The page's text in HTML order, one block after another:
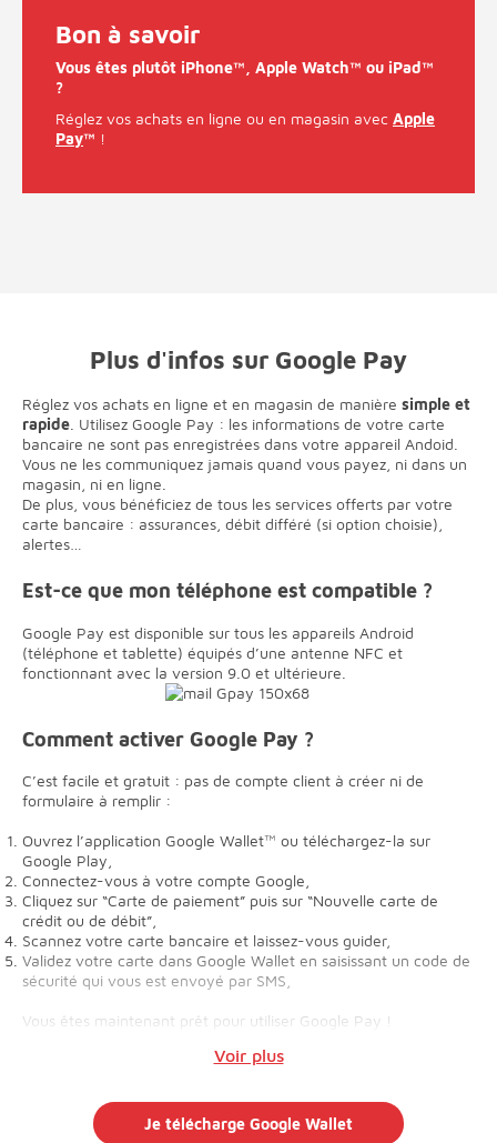
Bon à savoir
Vous êtes plutôt iPhone™, Apple Watch™ ou iPad™
?
Réglez vos achats en ligne ou en magasin avec Apple
Pay™ !
Plus d'infos sur Google Pay
Réglez vos achats en ligne et en magasin de manière simple et
rapide . Utilisez Google Pay : les informations de votre carte
bancaire ne sont pas enregistrées dans votre appareil Andoid.
Vous ne les communiquez jamais quand vous payez, ni dans un
magasin, ni en ligne.
De plus, vous bénéficiez de tous les services offerts par votre
carte bancaire : assurances, débit différé (si option choisie),
alertes…
Est-ce que mon téléphone est compatible ?
Google Pay est disponible sur tous les appareils Android
(téléphone et tablette) équipés d’une antenne NFC et
fonctionnant avec la version 9.0 et ultérieure.
Comment activer Google Pay ?
C’est facile et gratuit : pas de compte client à créer ni de
formulaire à remplir :
Ouvrez l’application Google Wallet™ ou téléchargez-la sur
Google Play,
Connectez-vous à votre compte Google,
Cliquez sur “Carte de paiement” puis sur “Nouvelle carte de
crédit ou de débit”,
Scannez votre carte bancaire et laissez-vous guider,
Validez votre carte dans Google Wallet en saisissant un code de
sécurité qui vous est envoyé par SMS,
Vous êtes maintenant prêt pour utiliser Google Pay !
Voir plus
Je télécharge Google Wallet